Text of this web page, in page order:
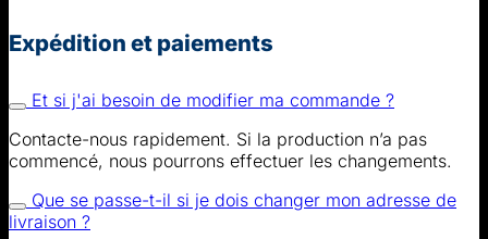
Expédition et paiements
Et si j'ai besoin de modifier ma commande ?
Contacte-nous rapidement. Si la production n’a pas
commencé, nous pourrons effectuer les changements.
Que se passe-t-il si je dois changer mon adresse de
livraison ?